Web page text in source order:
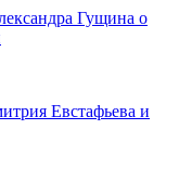
Гущина о
Евстафьева и